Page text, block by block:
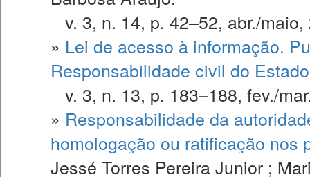
v. 3, n. 14, p. 42–52, abr./maio,
» Lei de acesso à informação.
Responsabilidade civil do Estado
v. 3, n. 13, p. 183–188, fev./
» Responsabilidade da
homologação ou ratificação nos
Jessé Torres Pereira Junior ;